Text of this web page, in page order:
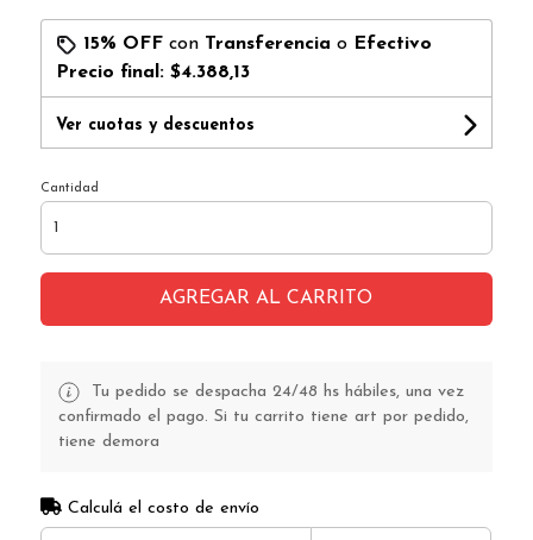
15% OFFcon Transferencia o Efectivo
Precio final: $4.388,13
Ver cuotas y descuentos
Cantidad
AGREGAR AL CARRITO
Tu pedido se despacha 24/48 hs hábiles, una vez
confirmado el pago. Si tu carrito tiene art por pedido,
tiene demora
Calculá el costo de envío